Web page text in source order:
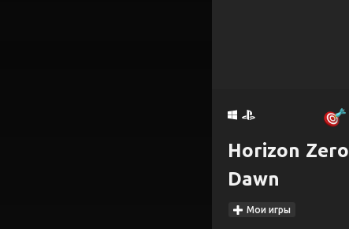
Horizon Zero
Dawn
Мои игры